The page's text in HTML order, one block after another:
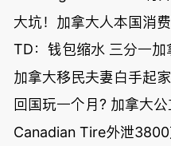
大坑！加拿大人本国消
TD：钱包缩水 三分一加
加拿大移民夫妻白手起
回国玩一个月? 加拿大
Canadian Tire外泄